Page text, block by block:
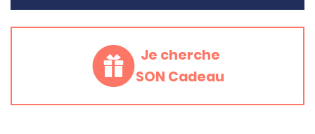
Je cherche
SON Cadeau